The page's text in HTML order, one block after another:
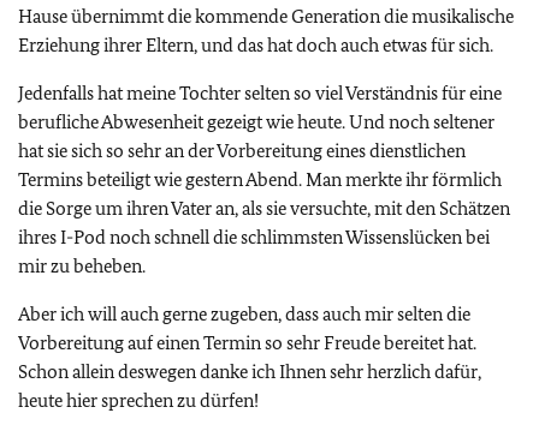
Hause übernimmt die kommende Generation die musikalische
Erziehung ihrer Eltern, und das hat doch auch etwas für sich.
Jedenfalls hat meine Tochter selten so viel Verständnis für eine
berufliche Abwesenheit gezeigt wie heute. Und noch seltener
hat sie sich so sehr an der Vorbereitung eines dienstlichen
Termins beteiligt wie gestern Abend. Man merkte ihr förmlich
die Sorge um ihren Vater an, als sie versuchte, mit den Schätzen
ihres I-Pod noch schnell die schlimmsten Wissenslücken bei
mir zu beheben.
Aber ich will auch gerne zugeben, dass auch mir selten die
Vorbereitung auf einen Termin so sehr Freude bereitet hat.
Schon allein deswegen danke ich Ihnen sehr herzlich dafür,
heute hier sprechen zu dürfen!